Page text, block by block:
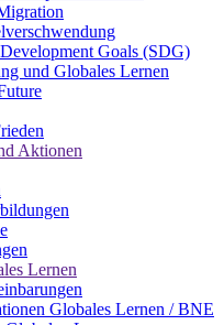
Goals (SDG)
und Globales Lernen
Aktionen
Lernen
Globales Lernen / BNE